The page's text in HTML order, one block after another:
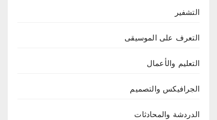
التشفير
التعرف على الموسيقى
التعليم والأعمال
الجرافيكس والتصميم
الدردشة والمحادثات